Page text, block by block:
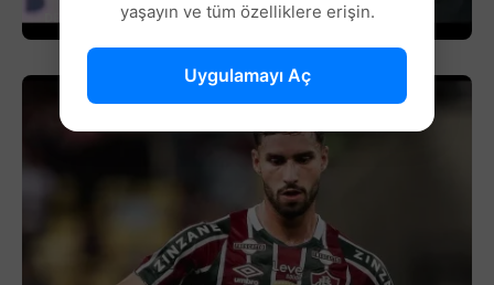
DEVAMINI OKUyaşayın ve tüm özelliklere erişin.
Uygulamayı Aç